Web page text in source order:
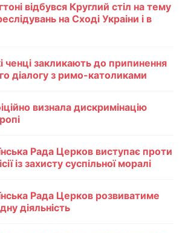
відбувся Круглий стіл на тему
на Сході Украіни і в
ченці закликають до припинення
діалогу з римо-католиками
визнала дискримінацію
Рада Церков виступає проти
із захисту суспільної моралі
Рада Церков розвиватиме
діяльність